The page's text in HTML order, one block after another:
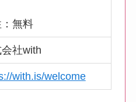
無料
社with
with.is/welcome